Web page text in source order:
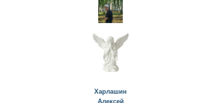
Харлашин
Алексей